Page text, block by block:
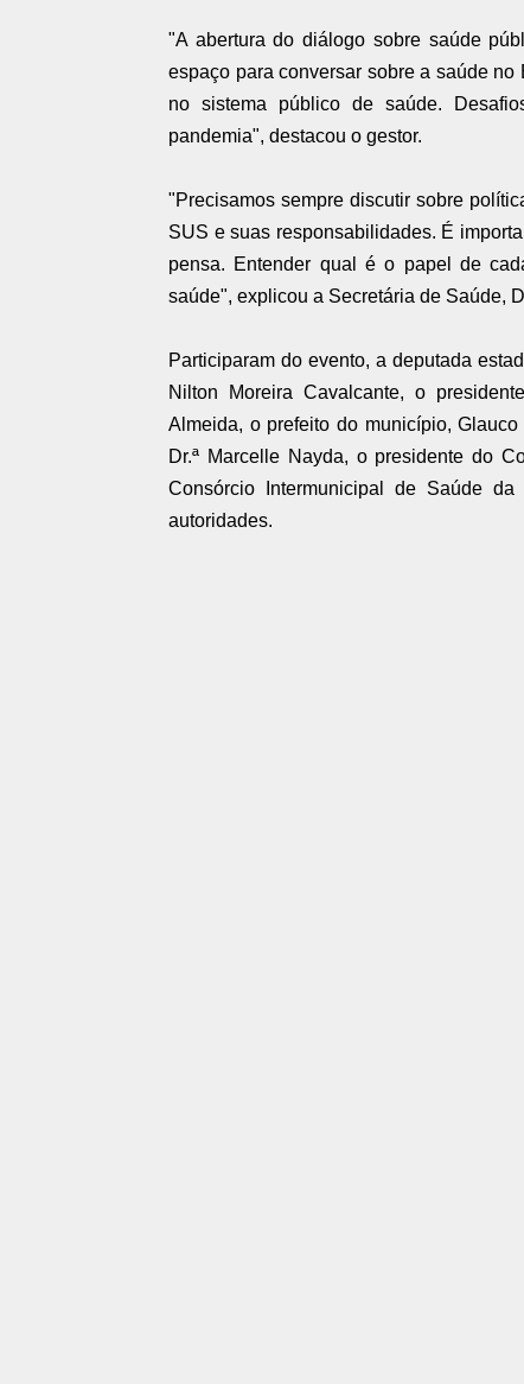
"A abertura do diálogo sobre saúde
espaço para conversar sobre a saúde
no sistema público de saúde.
pandemia", destacou o gestor.
"Precisamos sempre discutir sobre
SUS e suas responsabilidades. É
pensa. Entender qual é o papel de
saúde", explicou a Secretária de Saúde,
Participaram do evento, a deputada
Nilton Moreira Cavalcante, o
Almeida, o prefeito do município,
Dr.ª Marcelle Nayda, o presidente do
Consórcio Intermunicipal de Saúde
autoridades.